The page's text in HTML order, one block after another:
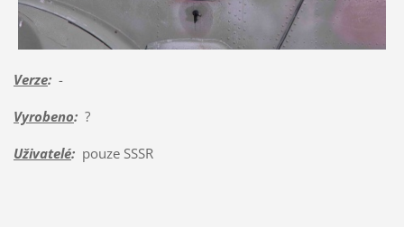
Verze:-
Vyrobeno:?
Uživatelé:pouze SSSR